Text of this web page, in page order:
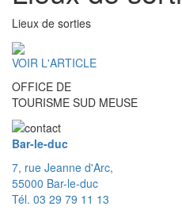
Lieux de sorties
VOIR L'ARTICLE
OFFICE DE
TOURISME SUD MEUSE
Bar-le-duc
7, rue Jeanne d'Arc,
55000 Bar-le-duc
Tél. 03 29 79 11 13